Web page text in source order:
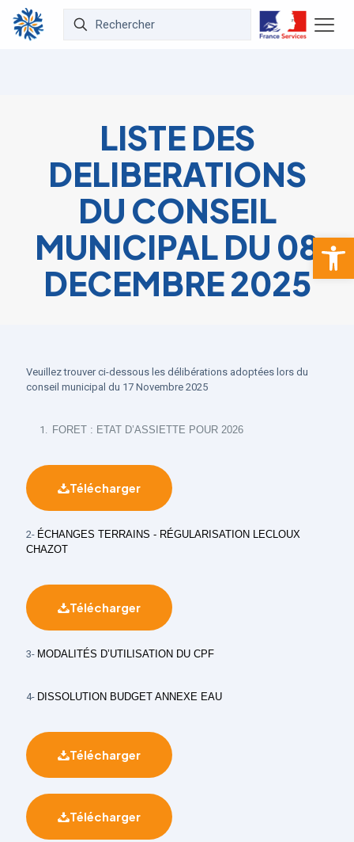
Ouvrir
LISTE DES
DELIBERATIONS
DU CONSEIL
MUNICIPAL DU 08
DECEMBRE 2025
Veuillez trouver ci-dessous les délibérations adoptées lors du
conseil municipal du 17 Novembre 2025
FORET : ETAT D’ASSIETTE POUR 2026
Télécharger
2- ÉCHANGES TERRAINS - RÉGULARISATION LECLOUX
CHAZOT
Télécharger
3- MODALITÉS D’UTILISATION DU CPF
4- DISSOLUTION BUDGET ANNEXE EAU
Télécharger
Télécharger